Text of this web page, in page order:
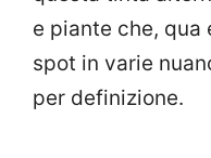
e piante che, qua
spot in varie
per definizione.